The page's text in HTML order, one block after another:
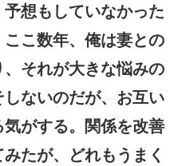
想もしていなかった
こ数年、俺は妻との
それが大きな悩みの
ないのだが、お互い
がする。関係を改善
たが、どれもうまく